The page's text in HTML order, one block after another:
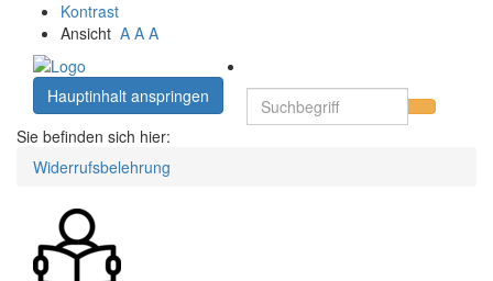
Kontrast
Ansicht A A A
Hauptinhalt anspringen
Sie befinden sich hier:
Widerrufsbelehrung